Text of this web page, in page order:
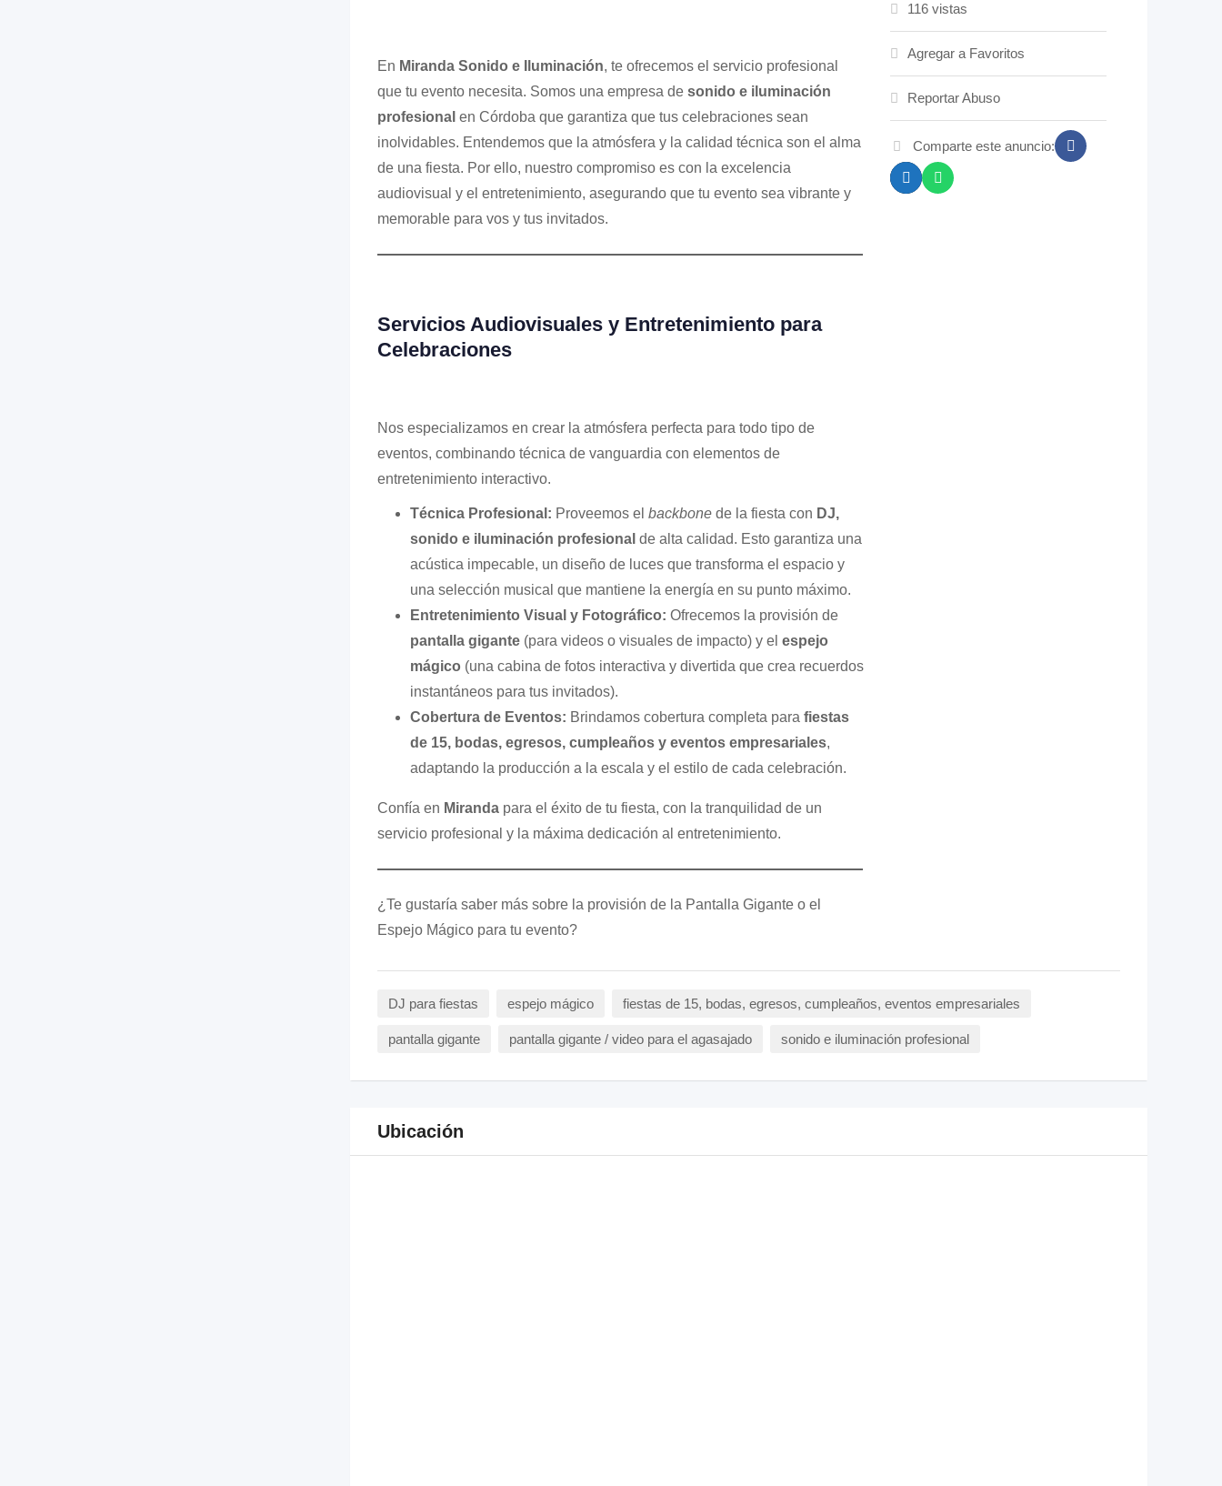
En Miranda Sonido e Iluminación, te ofrecemos el servicio profesional
que tu evento necesita. Somos una empresa de sonido e iluminación
profesional en Córdoba que garantiza que tus celebraciones sean
inolvidables. Entendemos que la atmósfera y la calidad técnica son el alma
de una fiesta. Por ello, nuestro compromiso es con la excelencia
audiovisual y el entretenimiento, asegurando que tu evento sea vibrante y
memorable para vos y tus invitados.
Servicios Audiovisuales y Entretenimiento para
Celebraciones
Nos especializamos en crear la atmósfera perfecta para todo tipo de
eventos, combinando técnica de vanguardia con elementos de
entretenimiento interactivo.
Técnica Profesional: Proveemos el backbonede la fiesta con DJ,
sonido e iluminación profesional de alta calidad. Esto garantiza una
acústica impecable, un diseño de luces que transforma el espacio y
una selección musical que mantiene la energía en su punto máximo.
Entretenimiento Visual y Fotográfico: Ofrecemos la provisión de
pantalla gigante(para videos o visuales de impacto) y el espejo
mágico (una cabina de fotos interactiva y divertida que crea recuerdos
instantáneos para tus invitados).
Cobertura de Eventos: Brindamos cobertura completa para fiestas
de 15, bodas, egresos, cumpleaños y eventos empresariales,
adaptando la producción a la escala y el estilo de cada celebración.
Confía en Mirandapara el éxito de tu fiesta, con la tranquilidad de un
servicio profesional y la máxima dedicación al entretenimiento.
¿Te gustaría saber más sobre la provisión de la Pantalla Gigante o el
Espejo Mágico para tu evento?
116 vistas
Agregar a Favoritos
Reportar Abuso
Comparte este anuncio:
DJ para fiestas espejo mágico fiestas de 15, bodas, egresos, cumpleaños, eventos empresariales
pantalla gigante pantalla gigante / video para el agasajado sonido e iluminación profesional
Ubicación